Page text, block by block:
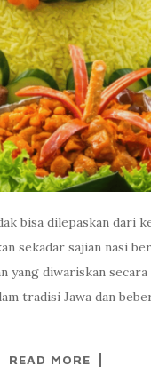
bisa dilepaskan dari
sekadar sajian nasi
yang diwariskan
tradisi Jawa dan
READ MORE